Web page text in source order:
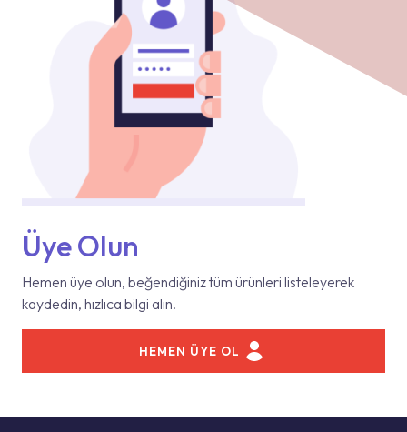
Üye Olun
Hemen üye olun, beğendiğiniz tüm ürünleri listeleyerek
kaydedin, hızlıca bilgi alın.
HEMEN ÜYE OL